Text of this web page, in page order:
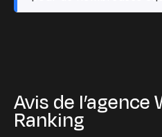
Avis de l’agence
Ranking